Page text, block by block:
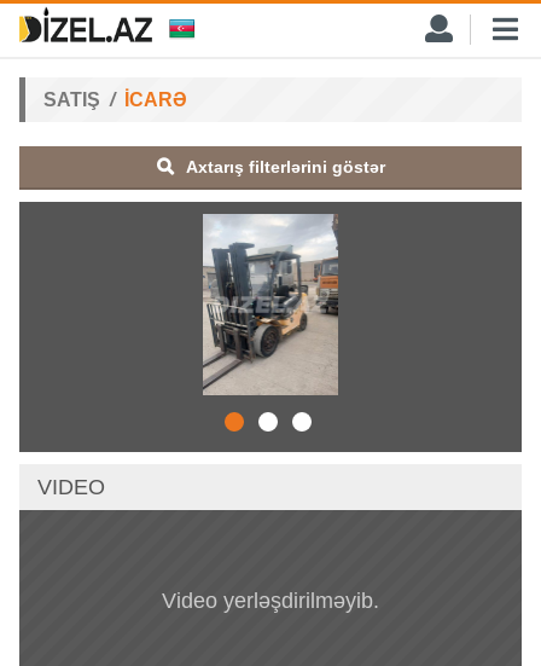
SATIŞ İCARƏ
Axtarış filterlərini göstər
VIDEO
Video yerləşdirilməyib.